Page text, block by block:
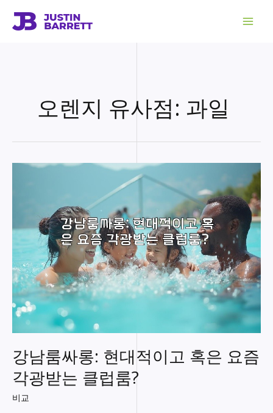
오렌지 유사점: 과일
강남룸싸롱: 현대적이고 혹은 요즘
각광받는 클럽룸?
비교